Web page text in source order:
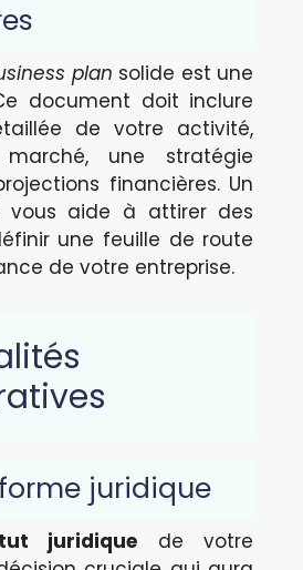
plan solide est une
document doit inclure
de votre activité,
une stratégie
financières. Un
vous aide à attirer des
une feuille de route
de votre entreprise.
juridique
juridique de votre